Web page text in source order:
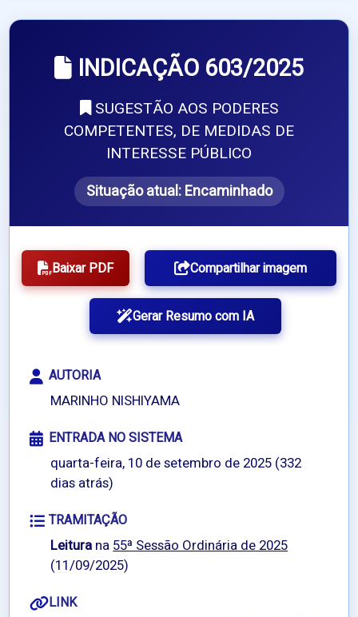
INDICAÇÃO 603/2025
SUGESTÃO AOS PODERES
COMPETENTES, DE MEDIDAS DE
INTERESSE PÚBLICO
Situação atual:Encaminhado
Baixar PDF Compartilhar imagem
Gerar Resumo com IA
AUTORIA
MARINHO NISHIYAMA
ENTRADA NO SISTEMA
quarta-feira, 10 de setembro de 2025 (332
dias atrás)
TRAMITAÇÃO
Leitura na55ª Sessão Ordinária de 2025
(11/09/2025)
LINK